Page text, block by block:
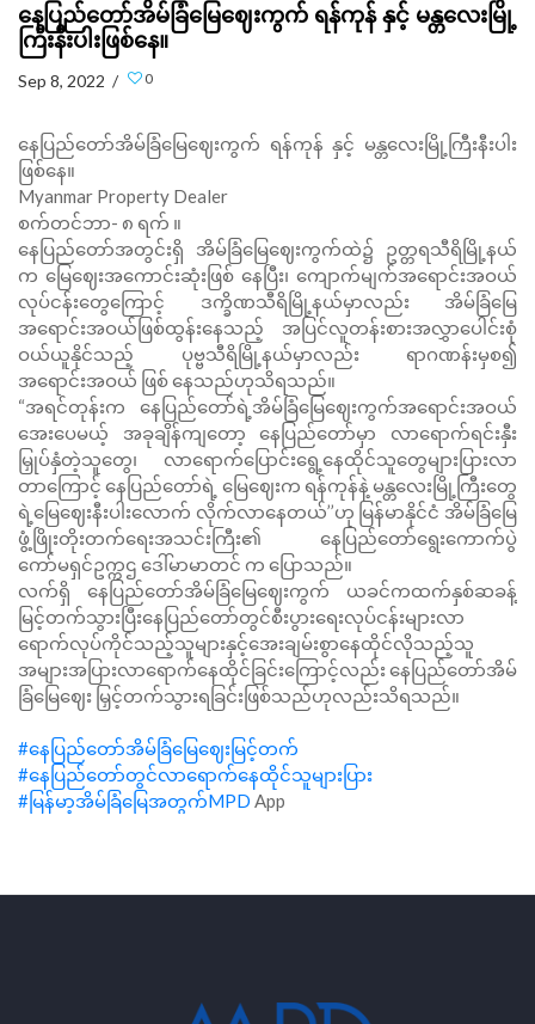
နေပြည်တော်အိမ်ခြံမြေဈေးကွက် ရန်ကုန် နှင့် မန္တလေးမြို့
ကြီးနီးပါးဖြစ်နေ။
Sep 8, 2022 / 0
နေပြည်တော်အိမ်ခြံမြေဈေးကွက် ရန်ကုန် နှင့် မန္တလေးမြို့ကြီးနီးပါး
ဖြစ်နေ။
Myanmar Property Dealer
စက်တင်ဘာ- ၈ ရက် ။
နေပြည်တော်အတွင်းရှိ အိမ်ခြံမြေဈေးကွက်ထဲ၌ ဥတ္တရသီရိမြို့နယ်
က မြေဈေးအကောင်းဆုံးဖြစ် နေပြီး၊ ကျောက်မျက်အရောင်းအဝယ်
လုပ်ငန်းတွေကြောင့် ဒက္ခိဏသီရိမြို့နယ်မှာလည်း အိမ်ခြံမြေ
အရောင်းအဝယ်ဖြစ်ထွန်းနေသည့် အပြင်လူတန်းစားအလွှာပေါင်းစုံ
ဝယ်ယူနိုင်သည့် ပုဗ္ဗသီရိမြို့နယ်မှာလည်း ရာဂဏန်းမှစ၍
အရောင်းအဝယ် ဖြစ် နေသည်ဟုသိရသည်။
“အရင်တုန်းက နေပြည်တော်ရဲ့အိမ်ခြံမြေဈေးကွက်အရောင်းအဝယ်
အေးပေမယ့် အခုချိန်ကျတော့ နေပြည်တော်မှာ လာရောက်ရင်းနှီး
မြှုပ်နှံတဲ့သူတွေ၊ လာရောက်ပြောင်းရွေ့နေထိုင်သူတွေများပြားလာ
တာကြောင့် နေပြည်တော်ရဲ့ မြေဈေးက ရန်ကုန်နဲ့ မန္တလေးမြို့ကြီးတွေ
ရဲ့မြေဈေးနီးပါးလောက် လိုက်လာနေတယ်’’ဟု မြန်မာနိုင်ငံ အိမ်ခြံမြေ
ဖွံ့ဖြိုးတိုးတက်ရေးအသင်းကြီး၏ နေပြည်တော်ရွေးကောက်ပွဲ
ကော်မရှင်ဥက္ကဌ ဒေါ်မာမာတင် က ပြောသည်။
လက်ရှိ နေပြည်တော်အိမ်ခြံမြေဈေးကွက် ယခင်ကထက်နှစ်ဆခန့်
မြင့်တက်သွားပြီးနေပြည်တော်တွင်စီးပွားရေးလုပ်ငန်းများလာ
ရောက်လုပ်ကိုင်သည့်သူများနှင့်‌အေးချမ်းစွာနေထိုင်လိုသည့်သူ
အများအပြားလာရောက်နေထိုင်ခြင်းကြောင့်လည်း နေပြည်တော်အိမ်
ခြံမြေဈေး မြှင့်တက်သွားရခြင်းဖြစ်သည်ဟုလည်းသိရသည်။
#နေပြည်တော်အိမ်ခြံမြေဈေးမြင့်တက်
#နေပြည်တော်တွင်လာရောက်နေထိုင်သူများပြား
#မြန်မာ့အိမ်ခြံမြေအတွက်MPD App